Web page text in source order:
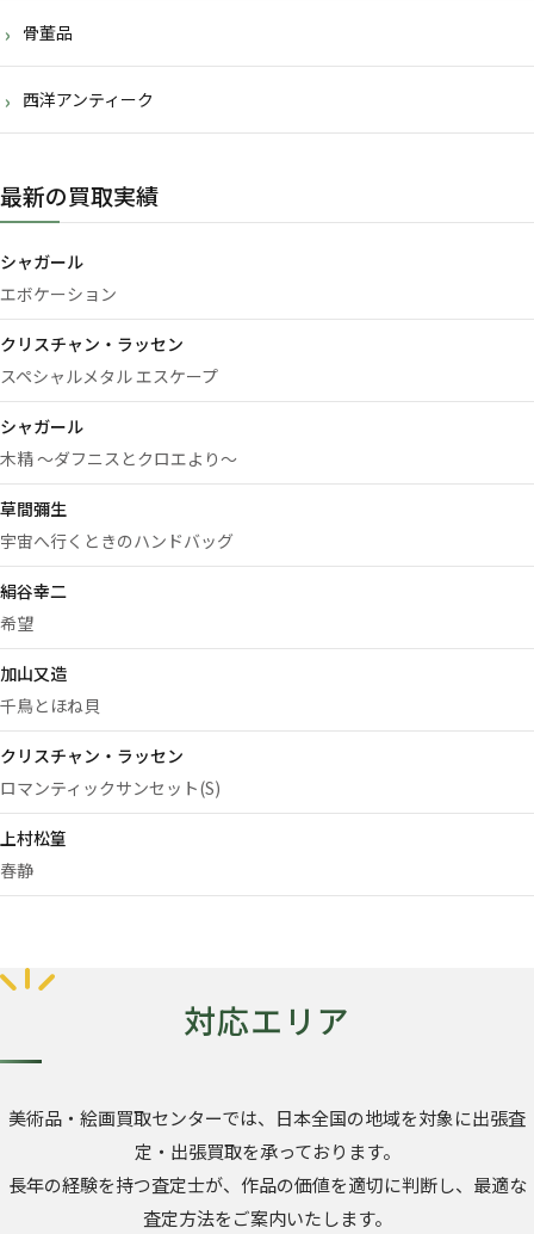
骨董品
西洋アンティーク
最新の買取実績
シャガール
エボケーション
クリスチャン・ラッセン
スペシャルメタル エスケープ
シャガール
木精 ～ダフニスとクロエより～
草間彌生
宇宙へ行くときのハンドバッグ
絹谷幸二
希望
加山又造
千鳥とほね貝
クリスチャン・ラッセン
ロマンティックサンセット(S)
上村松篁
春静
対応エリア
美術品・絵画買取センターでは、日本全国の地域を対象に出張査
定・出張買取を承っております。
長年の経験を持つ査定士が、作品の価値を適切に判断し、最適な
査定方法をご案内いたします。